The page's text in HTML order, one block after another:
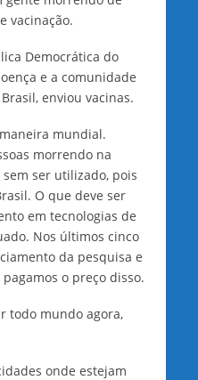
vacinação.
Democrática do
e a comunidade
enviou vacinas.
mundial.
morrendo na
ser utilizado, pois
O que deve ser
em tecnologias de
Nos últimos cinco
da pesquisa e
o preço disso.
todo mundo agora,
onde estejam